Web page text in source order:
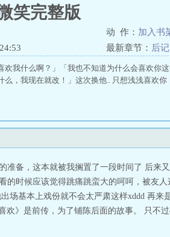
笑完整版
动 作： 加入书
最新章节： 后记
欢我什么啊？」「我也不知道为什么会喜欢你
么，我现在就改！」这次换他.. 只想浅浅喜欢你
准备，这本就被我搁置了一段时间了 后来
的时候应该觉得跳痛跳蛮大的呵呵，被友
场基本上戏份就不会太严肃这样xddd 再来
欢》是前传，为了铺陈后面的故事。 只不